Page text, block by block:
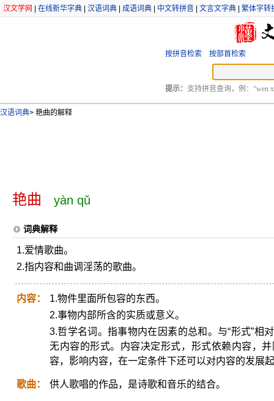
汉文学网 在线新华字典 汉语词典 成语词典 中文转拼音 文言文字典 繁体字转
按拼音检索 按部首检索
提示： 支持拼音查询，例：“wen
汉语词典> 艳曲的解释
艳曲 yàn qǔ
词典解释
1.爱情歌曲。
2.指内容和曲调淫荡的歌曲。
内容：
1.物件里面所包容的东西。
2.事物内部所含的实质或意义。
3.哲学名词。指事物内在因素的总和。与“形式”相
无内容的形式。内容决定形式，形式依赖内容，
容，影响内容，在一定条件下还可以对内容的发展
歌曲： 供人歌唱的作品，是诗歌和音乐的结合。